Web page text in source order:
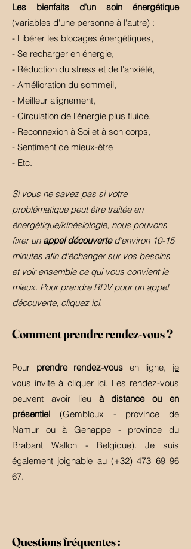
Les bienfaits d'un soin énergétique
(variables d'une personne à l'autre) :
- Libérer les blocages énergétiques,
- Se recharger en énergie,
- Réduction du stress et de l'anxiété,
- Amélioration du sommeil,
- Meilleur alignement,
- Circulation de l'énergie plus fluide,
- Reconnexion à Soi et à son corps,
- Sentiment de mieux-être
- Etc.
Si vous ne savez pas si votre
problématique peut être traitée en
énergétique/kinésiologie, nous pouvons
fixer un appel découverted'environ 10-15
minutes afin d'échanger sur vos besoins
et voir ensemble ce qui vous convient le
mieux. Pour prendre RDV pour un appel
découverte, cliquez ici.
Comment prendre rendez-vous ?
Pour prendre rendez-vous en ligne, je
vous invite à cliquer ici. Les rendez-vous
peuvent avoir lieu à distance ou en
présentiel (Gembloux - province de
Namur ou à Genappe - province du
Brabant Wallon - Belgique). Je suis
également joignable au (+32)473 69 96
67.
Questions fréquentes :